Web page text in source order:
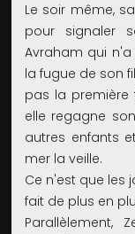
Le soir même,
pour signaler
Avraham qui
la fugue de son
pas la première
elle regagne
autres enfants
mer la veille.
Ce n'est que les
fait de plus en
Parallèlement,